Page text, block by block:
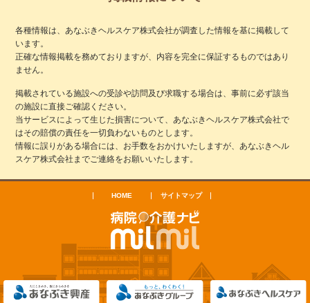
各種情報は、あなぶきヘルスケア株式会社が調査した情報を基に掲載して
います。
正確な情報掲載を務めておりますが、内容を完全に保証するものではあり
ません。
掲載されている施設への受診や訪問及び求職する場合は、事前に必ず該当
の施設に直接ご確認ください。
当サービスによって生じた損害について、あなぶきヘルスケア株式会社で
はその賠償の責任を一切負わないものとします。
情報に誤りがある場合には、お手数をおかけいたしますが、あなぶきヘル
スケア株式会社までご連絡をお願いいたします。
HOME サイトマップ